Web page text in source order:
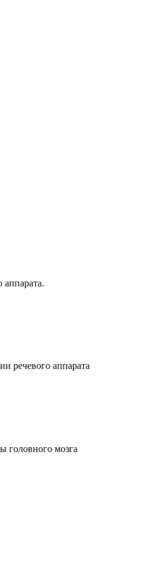
речевого аппарата
головного мозга